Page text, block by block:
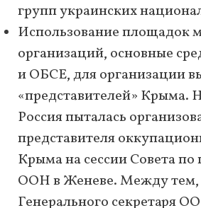
групп украинских
Использование площадок
организаций, основные
и ОБСЕ, для организации
«представителей» Крыма.
Россия пыталась
представителя
Крыма на сессии Совета по
ООН в Женеве. Между тем,
Генерального секретаря